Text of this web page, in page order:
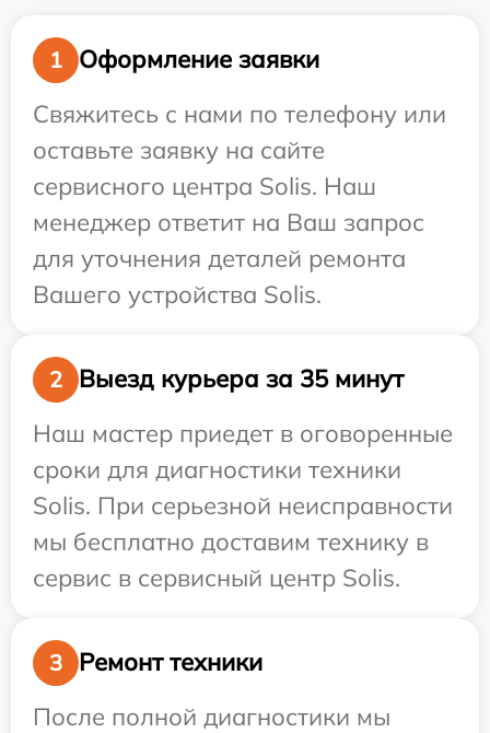
1
Оформление заявки
Свяжитесь с нами по телефону или
оставьте заявку на сайте
сервисного центра Solis. Наш
менеджер ответит на Ваш запрос
для уточнения деталей ремонта
Вашего устройства Solis.
2
Выезд курьера за 35 минут
Наш мастер приедет в оговоренные
сроки для диагностики техники
Solis. При серьезной неисправности
мы бесплатно доставим технику в
сервис в сервисный центр Solis.
3
Ремонт техники
После полной диагностики мы